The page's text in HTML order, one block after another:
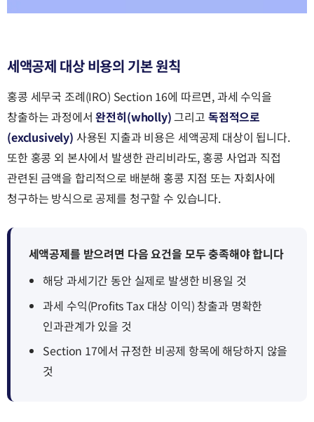
세액공제 대상 비용의 기본 원칙
홍콩 세무국 조례(IRO) Section 16에 따르면, 과세 수익을
창출하는 과정에서완전히(wholly)그리고 독점적으로
(exclusively) 사용된 지출과 비용은 세액공제 대상이 됩니다.
또한 홍콩 외 본사에서 발생한 관리비라도, 홍콩 사업과 직접
관련된 금액을 합리적으로 배분해 홍콩 지점 또는 자회사에
청구하는 방식으로 공제를 청구할 수 있습니다.
세액공제를 받으려면 다음 요건을 모두 충족해야 합니다
해당 과세기간 동안 실제로 발생한 비용일 것
과세 수익(Profits Tax 대상 이익) 창출과 명확한
인과관계가 있을 것
Section 17에서 규정한 비공제 항목에 해당하지 않을
것